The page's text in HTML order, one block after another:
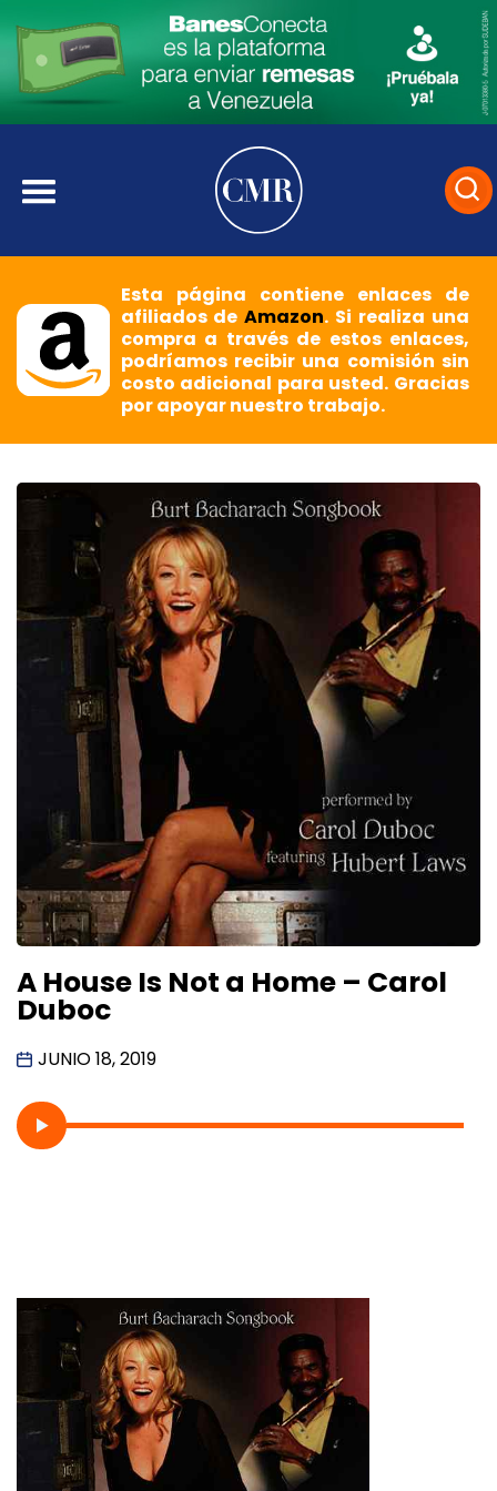
Esta página contiene enlaces de
afiliados deAmazon. Si realiza una
compra a través de estos enlaces,
podríamos recibir una comisión sin
costo adicional para usted. Gracias
por apoyar nuestro trabajo.
A House Is Not a Home – Carol
Duboc
JUNIO 18, 2019